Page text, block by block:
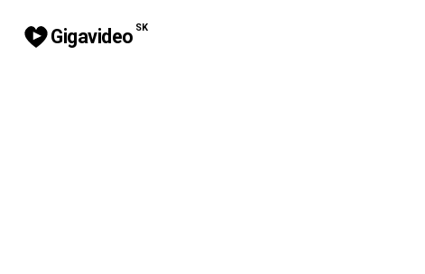
Gigavideo SK